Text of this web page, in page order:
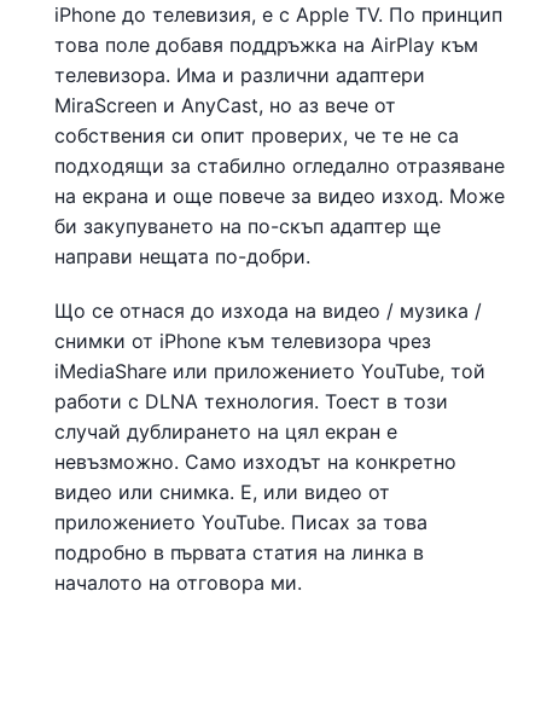
iPhone до телевизия, е с Apple TV. По принцип
това поле добавя поддръжка на AirPlay към
телевизора. Има и различни адаптери
MiraScreen и AnyCast, но аз вече от
собствения си опит проверих, че те не са
подходящи за стабилно огледално отразяване
на екрана и още повече за видео изход. Може
би закупуването на по-скъп адаптер ще
направи нещата по-добри.
Що се отнася до изхода на видео / музика /
снимки от iPhone към телевизора чрез
iMediaShare или приложението YouTube, той
работи с DLNA технология. Тоест в този
случай дублирането на цял екран е
невъзможно. Само изходът на конкретно
видео или снимка. Е, или видео от
приложението YouTube. Писах за това
подробно в първата статия на линка в
началото на отговора ми.